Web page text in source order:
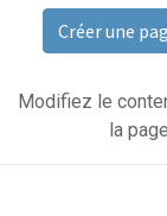
Créer une
Modifiez le
la